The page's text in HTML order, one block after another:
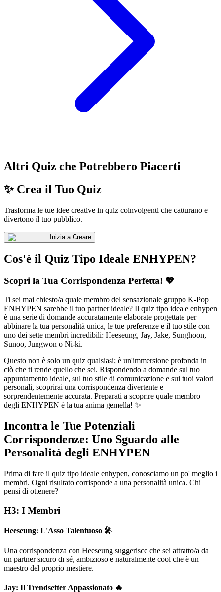
Altri Quiz che Potrebbero Piacerti
✨ Crea il Tuo Quiz
Trasforma le tue idee creative in quiz coinvolgenti che catturano e
divertono il tuo pubblico.
Inizia a Creare
Cos'è il Quiz Tipo Ideale ENHYPEN?
Scopri la Tua Corrispondenza Perfetta! 💖
Ti sei mai chiesto/a quale membro del sensazionale gruppo K-Pop
ENHYPEN sarebbe il tuo partner ideale? Il quiz tipo ideale enhypen
è una serie di domande accuratamente elaborate progettate per
abbinare la tua personalità unica, le tue preferenze e il tuo stile con
uno dei sette membri incredibili: Heeseung, Jay, Jake, Sunghoon,
Sunoo, Jungwon o Ni-ki.
Questo non è solo un quiz qualsiasi; è un'immersione profonda in
ciò che ti rende quello che sei. Rispondendo a domande sul tuo
appuntamento ideale, sul tuo stile di comunicazione e sui tuoi valori
personali, scoprirai una corrispondenza divertente e
sorprendentemente accurata. Preparati a scoprire quale membro
degli ENHYPEN è la tua anima gemella! ✨
Incontra le Tue Potenziali
Corrispondenze: Uno Sguardo alle
Personalità degli ENHYPEN
Prima di fare il quiz tipo ideale enhypen, conosciamo un po' meglio i
membri. Ogni risultato corrisponde a una personalità unica. Chi
pensi di ottenere?
H3: I Membri
Heeseung: L'Asso Talentuoso 🎤
Una corrispondenza con Heeseung suggerisce che sei attratto/a da
un partner sicuro di sé, ambizioso e naturalmente cool che è un
maestro del proprio mestiere.
Jay: Il Trendsetter Appassionato 🔥